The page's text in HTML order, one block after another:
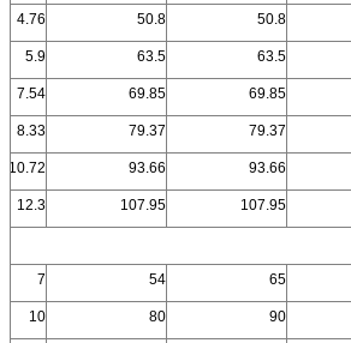
50.8
50.8
4.76
63.5
63.5
5.9
69.85
69.85
7.54
79.37
79.37
8.33
93.66
93.66
10.72
107.95
107.95
12.3
65
54
7
90
80
10